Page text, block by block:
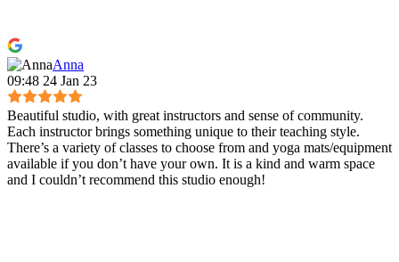
Anna
09:48 24 Jan 23
Beautiful studio, with great instructors and sense of community.
Each instructor brings something unique to their teaching style.
There’s a variety of classes to choose from and yoga mats/equipment
available if you don’t have your own. It is a kind and warm space
and I couldn’t recommend this studio enough!